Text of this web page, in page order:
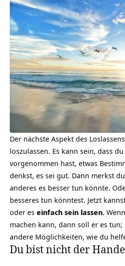
Der nächste Aspekt des
loszulassen. Es kann sein, dass
vorgenommen hast, etwas
denkst, es sei gut. Dann merkst
anderes es besser tun könnte.
besseres tun könntest. Jetzt
oder es einfach sein lassen.
machen kann, dann soll er es
andere Möglichkeiten, wie du
Du bist nicht der